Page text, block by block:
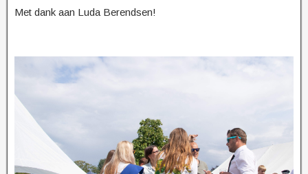
Met dank aan Luda Berendsen!